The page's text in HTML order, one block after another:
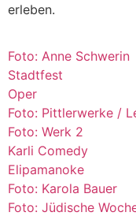
erleben.
Foto: Anne Schwerin
Stadtfest
Oper
Foto: Pittlerwerke /
Foto: Werk 2
Karli Comedy
Elipamanoke
Foto: Karola Bauer
Foto: Jüdische